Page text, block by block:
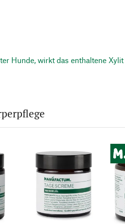
Hunde, wirkt das enthaltene Xylit